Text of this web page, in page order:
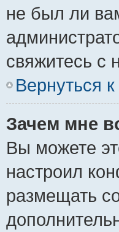
не был ли
свяжитесь с
Вернуться
Зачем мне
Вы можете
настроил
размещать